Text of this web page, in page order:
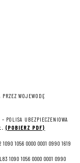
WOJEWODĘ
– POLISA UBEZPIECZENIOWA
(POBIERZ PDF)
1056 0000 0001 0990 1619
1090 1056 0000 0001 0990